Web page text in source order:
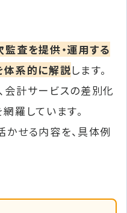
査を提供・運用する
体系的に解説します。
会計サービスの差別化
羅しています。
せる内容を、具体例